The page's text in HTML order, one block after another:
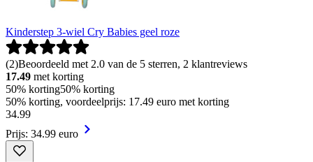
Kinderstep 3-wiel Cry Babies geel roze
(2)Beoordeeld met 2.0 van de 5 sterren, 2 klantreviews
17.49 met korting
50% korting50% korting
50% korting, voordeelprijs: 17.49 euro met korting
34.99
Prijs: 34.99 euro